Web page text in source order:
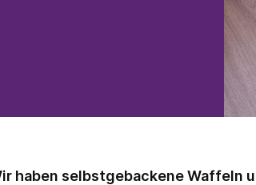
haben selbstgebackene Waffeln